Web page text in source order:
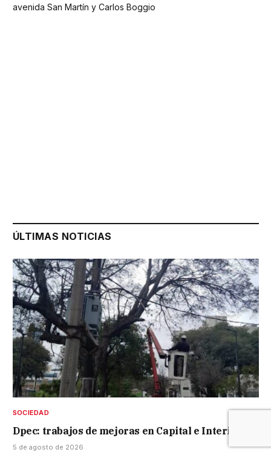
avenida San Martín y Carlos Boggio
ÚLTIMAS NOTICIAS
SOCIEDAD
Dpec: trabajos de mejoras en Capital e Interior
5 de agosto de 2026